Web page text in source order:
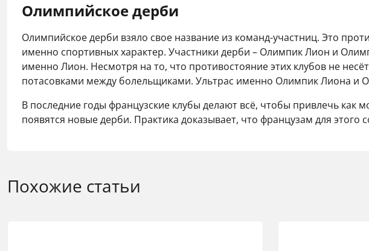
Олимпийское дерби
Олимпийское дерби взяло свое название из команд-участниц. Это
именно спортивных характер. Участники дерби – Олимпик Лион и
именно Лион. Несмотря на то, что противостояние этих клубов не
потасовками между болельщиками. Ультрас именно Олимпик Лиона и
В последние годы французские клубы делают всё, чтобы привлечь
появятся новые дерби. Практика доказывает, что французам для
Похожие статьи